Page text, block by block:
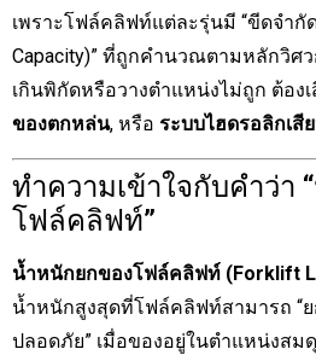
เพราะโฟล์คลิฟท์แต่ละรุ่นมี “ขีดจำกั
Capacity)” ที่ถูกคำนวณตามหลักวิศ
เกินพิกัดหรือวางตำแหน่งไม่ถูก ต้องเ
ของตกหล่น, หรือ ระบบไฮดรอลิกเสี
ทำความเข้าใจกับคำว่า
โฟล์คลิฟท์”
น้ำหนักยกของโฟล์คลิฟท์ (Forklift
น้ำหนักสูงสุดที่โฟล์คลิฟท์สามารถ “ย
ปลอดภัย” เมื่อของอยู่ในตำแหน่งส